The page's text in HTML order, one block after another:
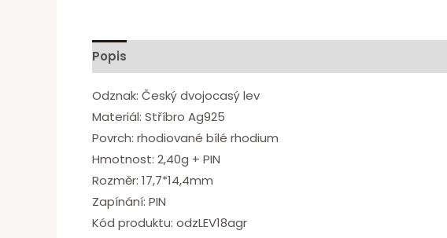
Popis
Odznak: Český dvojocasý lev
Materiál: Stříbro Ag925
Povrch: rhodiované bílé rhodium
Hmotnost: 2,40g + PIN
Rozměr: 17,7*14,4mm
Zapínání: PIN
Kód produktu: odzLEV18agr